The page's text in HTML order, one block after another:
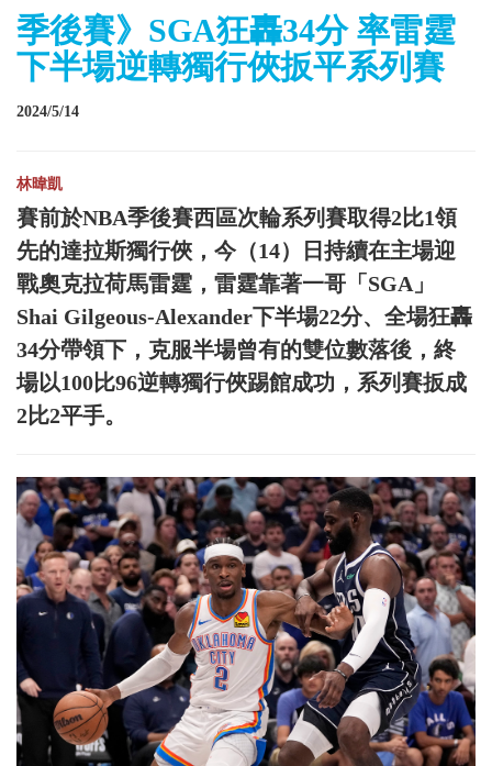
季後賽》SGA狂轟34分 率雷霆
下半場逆轉獨行俠扳平系列賽
2024/5/14
林暐凱
賽前於NBA季後賽西區次輪系列賽取得2比1領
先的達拉斯獨行俠，今（14）日持續在主場迎
戰奧克拉荷馬雷霆，雷霆靠著一哥「SGA」
Shai Gilgeous-Alexander下半場22分、全場狂轟
34分帶領下，克服半場曾有的雙位數落後，終
場以100比96逆轉獨行俠踢館成功，系列賽扳成
2比2平手。